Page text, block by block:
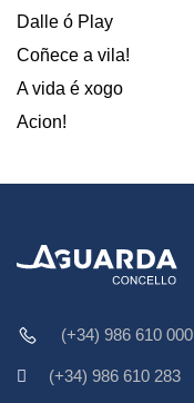
Dalle ó Play
Coñece a vila!
A vida é xogo
Acion!
(+34) 986 610 000
(+34) 986 610 283